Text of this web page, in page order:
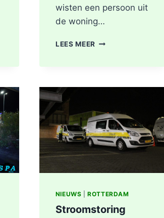
wisten een persoon uit
de woning…
LEES MEER DODE
VAN
SENIORENFLAT
WATERTORENWEG
IN
NIEUWS |ROTTERDAM
Stroomstoring